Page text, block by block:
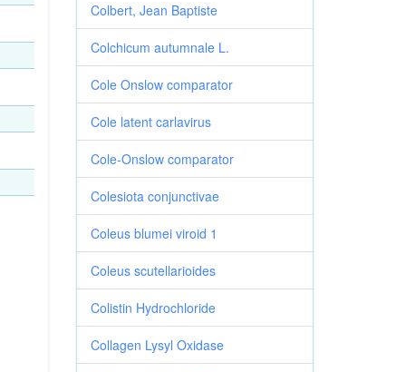
Colbert, Jean Baptiste
Colchicum autumnale L.
Cole Onslow comparator
Cole latent carlavirus
Cole-Onslow comparator
Colesiota conjunctivae
Coleus blumei viroid 1
Coleus scutellarioides
Colistin Hydrochloride
Collagen Lysyl Oxidase